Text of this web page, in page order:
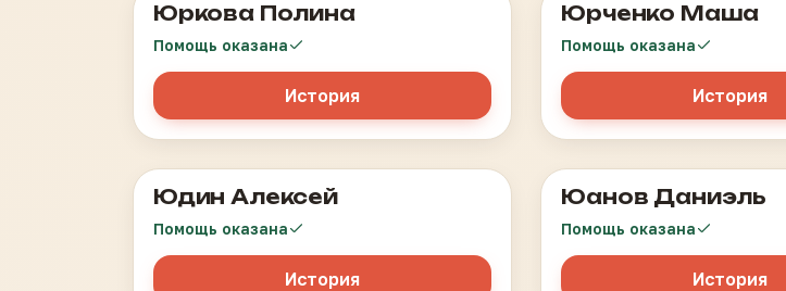
болезнь Моямоя
Юркова Полина
Помощь оказана
История
Лейкоз
Юрченко Маша
Помощь оказана
История
Острый лимфобластный лейкоз, 3 рецидив
Юдин Алексей
Помощь оказана
История
Лейкоз
Юанов Даниэль
Помощь оказана
История